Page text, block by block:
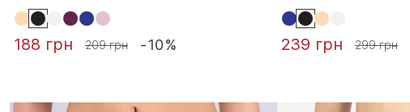
188 грн 209 грн -10% 239 грн 299 грн